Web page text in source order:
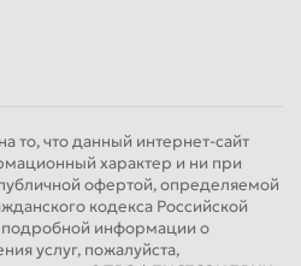
что данный интернет-сайт
характер и ни при
публичной офертой, определяемой
кодекса Российской
информации о
услуг, пожалуйста,